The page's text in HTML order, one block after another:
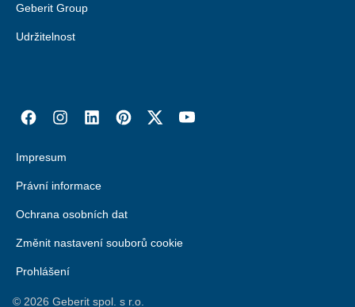
Geberit Group
Udržitelnost
Impresum
Právní informace
Ochrana osobních dat
Změnit nastavení souborů cookie
Prohlášení
© 2026 Geberit spol. s r.o.